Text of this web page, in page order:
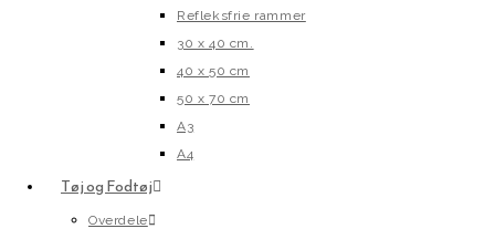
Refleksfrie rammer
30 x 40 cm.
40 x 50 cm
50 x 70 cm
A3
A4
Tøj og Fodtøj
Overdele